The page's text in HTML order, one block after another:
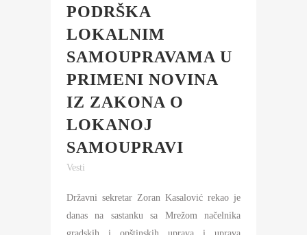
PODRŠKA
LOKALNIM
SAMOUPRAVAMA U
PRIMENI NOVINA
IZ ZAKONA O
LOKANOJ
SAMOUPRAVI
Vesti
Državni sekretar Zoran Kasalović rekao je
danas na sastanku sa Mrežom načelnika